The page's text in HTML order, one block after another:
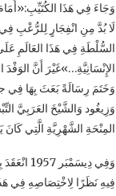
وَجَاءَ فِي هَذَا
لَا بُدَّ مِنِ انْفِجَارٍ لِلرُّعْبِ
السُّلْطَةِ فِي هَذَا العَالَمِ
الإِنْسَانِيَّةِ…»غَيْرَ أَنَّ
وَزِيغُود وَالشَّيْخَ العَرَبِيَّ
المِنْحَةِ الشَّهْرِيَّةِ الَّتِي كَانَ
وَفِي
فِيهِ نَظَرًا لِاخْتِصَاصِهِ فِي